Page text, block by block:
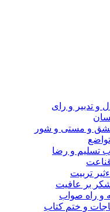
و رای
و مستی و شور
تسلیم و رضا
تربیت
بر عافیت
راه صواب
و ختم کتاب